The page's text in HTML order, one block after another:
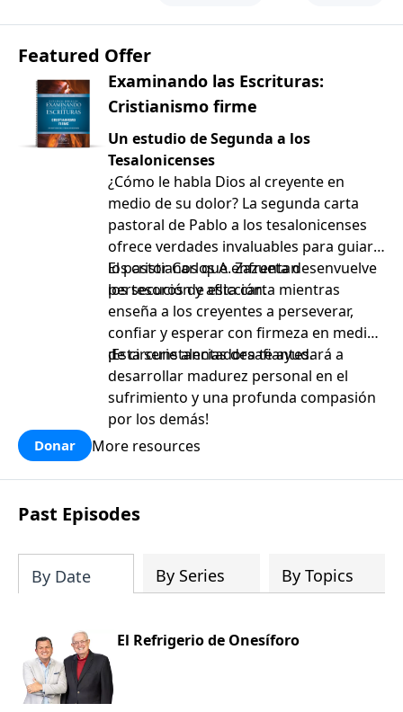
Featured Offer
Examinando las Escrituras:
Cristianismo firme
Un estudio de Segunda a los
Tesalonicenses
¿Cómo le habla Dios al creyente en
medio de su dolor? La segunda carta
pastoral de Pablo a los tesalonicenses
ofrece verdades invaluables para guiar a
los cristianos que enfrentan
persecución y aflicción.
El pastor Carlos A. Zazueta desenvuelve
los tesoros de esta carta mientras
enseña a los creyentes a perseverar,
confiar y esperar con firmeza en medio
de circunstancias desafiantes.
¡Esta serie alentadora te ayudará a
desarrollar madurez personal en el
sufrimiento y una profunda compasión
por los demás!
Donar More resources
Past Episodes
By Date By Series By Topics
El Refrigerio de Onesíforo